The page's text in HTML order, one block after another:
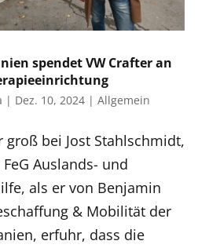
spendet VW Crafter an
| Dez. 10, 2024| Allgemein
groß bei Jost Stahlschmidt,
Auslands- und
als er von Benjamin
& Mobilität der
erfuhr, dass die